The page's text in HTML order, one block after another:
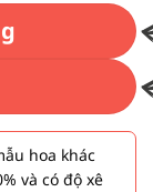
hoa khác
và có độ xê